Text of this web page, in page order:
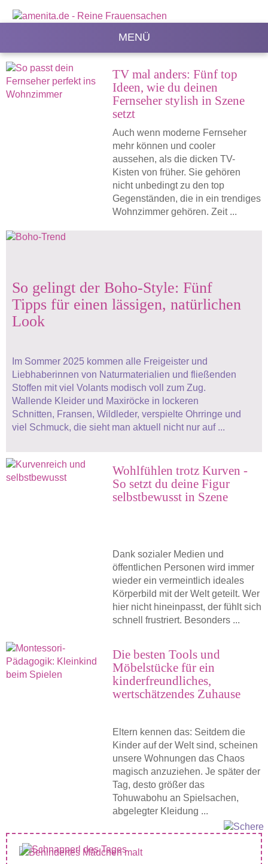
MENÜ
TV mal anders: Fünf top
Ideen, wie du deinen
Fernseher stylish in Szene
setzt
Auch wenn moderne Fernseher
mehr können und cooler
aussehen, als die dicken TV-
Kisten von früher. Sie gehören
nicht unbedingt zu den top
Gegenständen, die in ein trendiges
Wohnzimmer gehören. Zeit ...
So gelingt der Boho-Style: Fünf
Tipps für einen lässigen, natürlichen
Look
Im Sommer 2025 kommen alle Freigeister und
Liebhaberinnen von Naturmaterialien und fließenden
Stoffen mit viel Volants modisch voll zum Zug.
Wallende Kleider und Maxiröcke in lockeren
Schnitten, Fransen, Wildleder, verspielte Ohrringe und
viel Schmuck, die sieht man aktuell nicht nur auf ...
Wohlfühlen trotz Kurven -
So setzt du deine Figur
selbstbewusst in Szene
Dank sozialer Medien und
öffentlichen Personen wird immer
wieder ein vermeintlich ideales
Körperbild mit der Welt geteilt. Wer
hier nicht hineinpasst, der fühlt sich
schnell frustriert. Besonders ...
Die besten Tools und
Möbelstücke für ein
kinderfreundliches,
wertschätzendes Zuhause
Eltern kennen das: Seitdem die
Kinder auf der Welt sind, scheinen
unsere Wohnungen das Chaos
magisch anzuziehen. Je später der
Tag, desto größer das
Tohuwabohu an Spielsachen,
abgelegter Kleidung ...